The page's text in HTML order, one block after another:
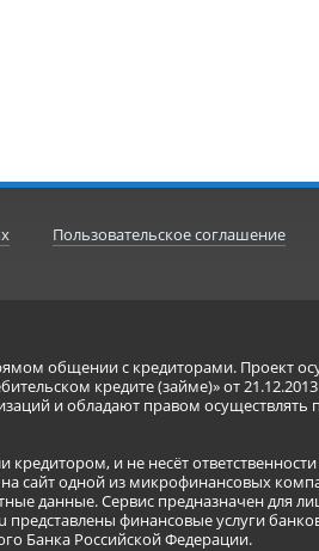
Пользовательское соглашение
общении с кредиторами. Проект
кредите (займе)» от
и обладают правом
и не несёт
сайт одной из микрофинансовых
данные. Сервис предназначен для
представлены финансовые услуги
Банка Российской Федерации.